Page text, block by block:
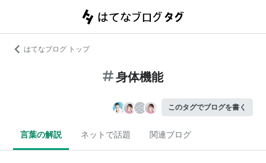
はてなブログ トップ
身体機能
このタグでブログを書く
言葉の解説 ネットで話題 関連ブログ